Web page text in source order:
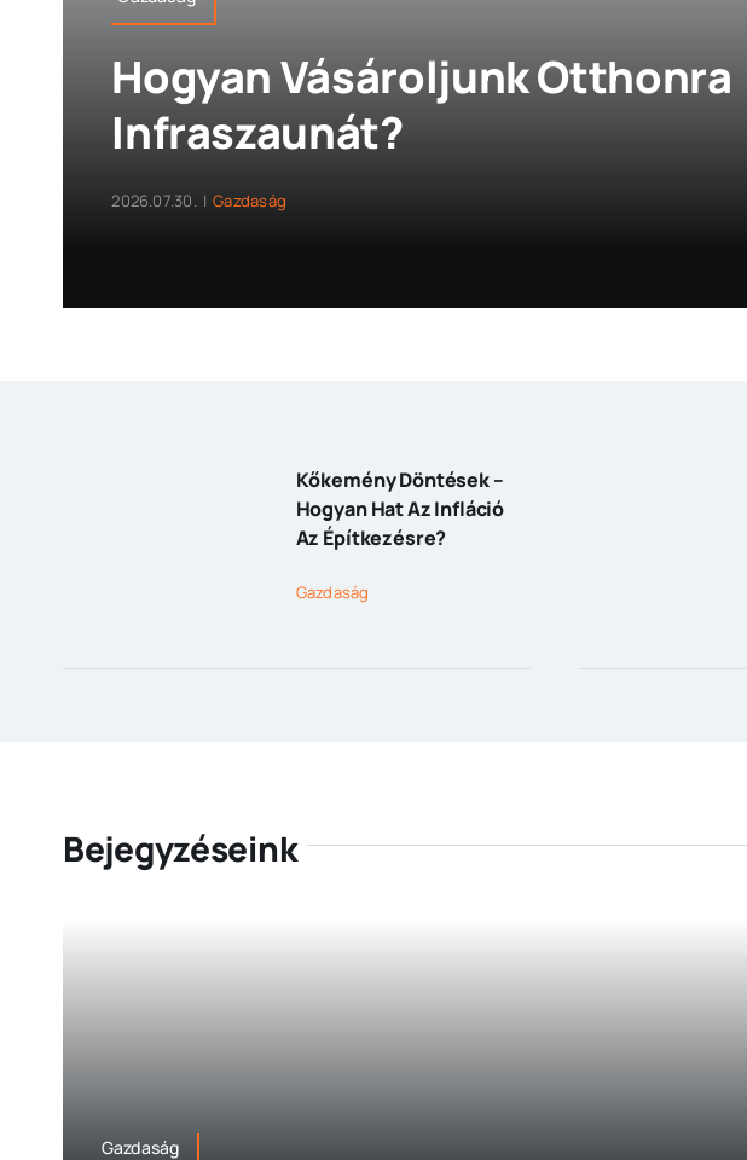
Hogyan Vásároljunk Otthonra
Infraszaunát?
2026.07.30. | Gazdaság
Kőkemény Döntések –
Hogyan Hat Az Infláció
Az Építkezésre?
Gazdaság
Bejegyzéseink
Gazdaság